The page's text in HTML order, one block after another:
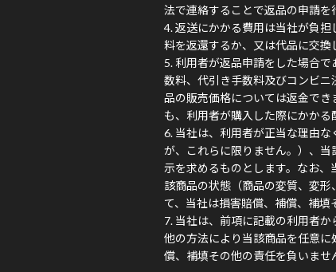
法で連絡することで返品の申請を
返送にかかる費用は当社が負
料を返還するか、又は代品に交換
利用者が返品申請をした場合
数料、代引き手数料及びコンビ
品の販売価格については返金で
も、利用者が購入した際にかかる
当社は、利用者が正当な理由
が、これらに限りません。）、
示を求めるものとします。なお
該商品の状態（商品の変質、変
て、当社は損害賠償、補償、補填
当社は、前項に記載の利用者
他の方法により当該商品を任意
償、補填その他の責任を負いませ